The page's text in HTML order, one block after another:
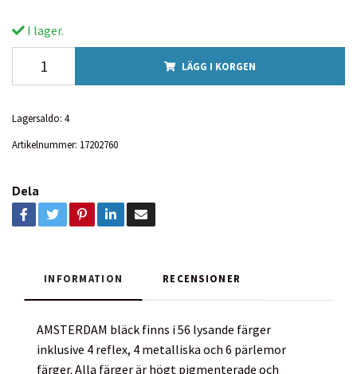
I lager.
LÄGG I KORGEN
Lagersaldo: 4
Artikelnummer: 17202760
Dela
INFORMATION RECENSIONER
AMSTERDAM bläck finns i 56 lysande färger
inklusive 4 reflex, 4 metalliska och 6 pärlemor
färger. Alla färger är högt pigmenterade och